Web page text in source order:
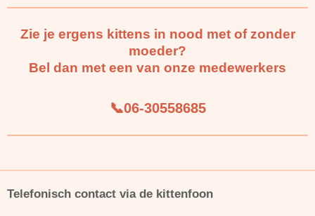
Zie je ergens kittens in nood met of zonder
moeder?
Bel dan met een van onze medewerkers
📞06-30558685
Telefonisch contact via de kittenfoon